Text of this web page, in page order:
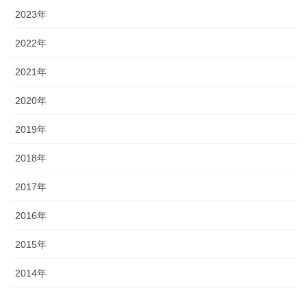
2023年
2022年
2021年
2020年
2019年
2018年
2017年
2016年
2015年
2014年